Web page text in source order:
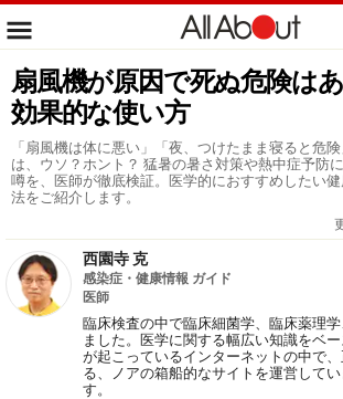
扇風機が原因で死ぬ危険は
効果的な使い方
「扇風機は体に悪い」「夜、つけたまま寝ると危
は、ウソ？ホント？ 猛暑の暑さ対策や熱中症予防
噂を、医師が徹底検証。医学的におすすめしたい
法をご紹介します。
西園寺 克
感染症・健康情報 ガイド
医師
臨床検査の中で臨床細菌学、臨床薬理
ました。医学に関する幅広い知識をベ
が起こっているインターネットの中で
る、ノアの箱船的なサイトを運営して
す。